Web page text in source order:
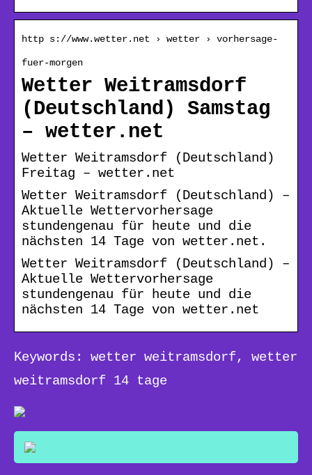
http s://www.wetter.net › wetter › vorhersage-
fuer-morgen
Wetter Weitramsdorf
(Deutschland) Samstag
– wetter.net
Wetter Weitramsdorf (Deutschland)
Freitag – wetter.net
Wetter Weitramsdorf (Deutschland) –
Aktuelle Wettervorhersage
stundengenau für heute und die
nächsten 14 Tage von wetter.net.
Wetter Weitramsdorf (Deutschland) –
Aktuelle Wettervorhersage
stundengenau für heute und die
nächsten 14 Tage von wetter.net
Keywords: wetter weitramsdorf, wetter
weitramsdorf 14 tage
WISSEN